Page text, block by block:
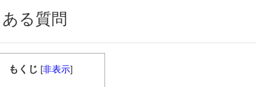
る質問
もくじ 非表示]